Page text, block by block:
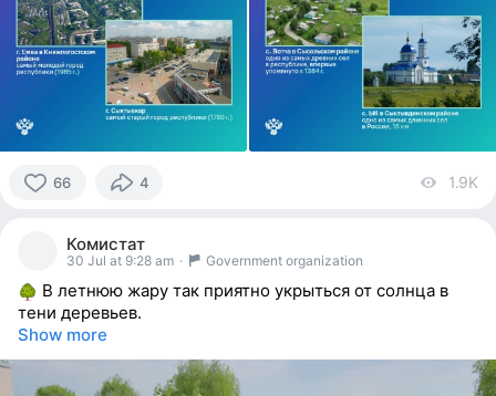
66 4 1.9K
Комистат
30 Jul at 9:28 am · Government organization
В летнюю жару так приятно укрыться от солнца в
тени деревьев.
Show more